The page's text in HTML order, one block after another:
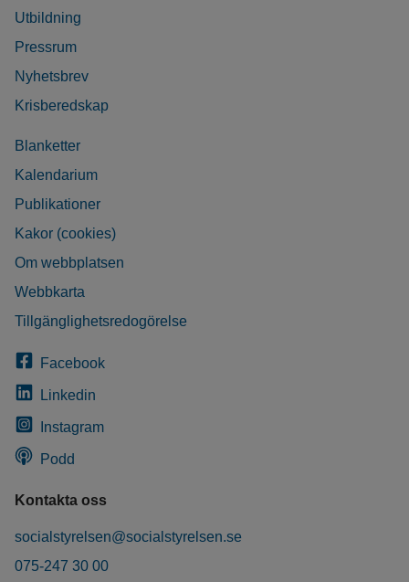
Utbildning
Pressrum
Nyhetsbrev
Krisberedskap
Blanketter
Kalendarium
Publikationer
Kakor (cookies)
Om webbplatsen
Webbkarta
Tillgänglighetsredogörelse
Facebook
Linkedin
Instagram
Podd
Kontakta oss
socialstyrelsen@socialstyrelsen.se
075-247 30 00